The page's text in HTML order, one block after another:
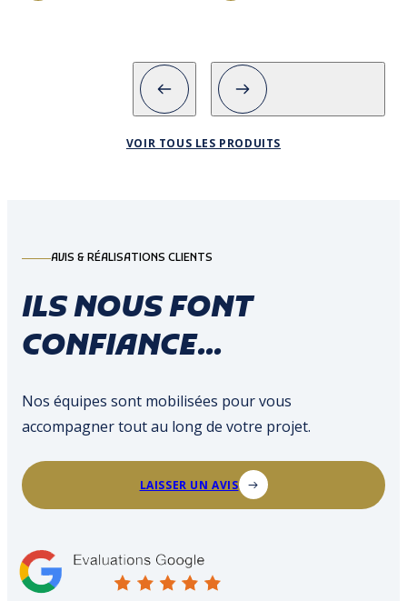
VOIR TOUS LES PRODUITS
AVIS & RÉALISATIONS CLIENTS
ILS NOUS FONT
CONFIANCE...
Nos équipes sont mobilisées pour vous
accompagner tout au long de votre projet.
LAISSER UN AVIS